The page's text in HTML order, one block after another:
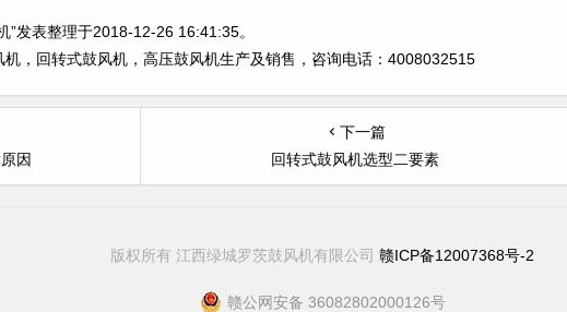
”发表整理于2018-12-26 16:41:35。
，回转式鼓风机，高压鼓风机生产及销售，咨询电话：4008032515
因
下一篇
回转式鼓风机选型二要素
版权所有 江西绿城罗茨鼓风机有限公司 赣ICP备12007368号-2
赣公网安备 36082802000126号